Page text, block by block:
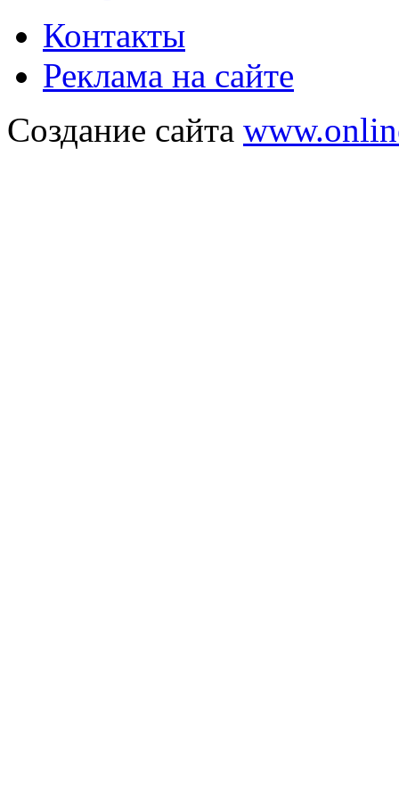
Контакты
Реклама на сайте
Создание сайта